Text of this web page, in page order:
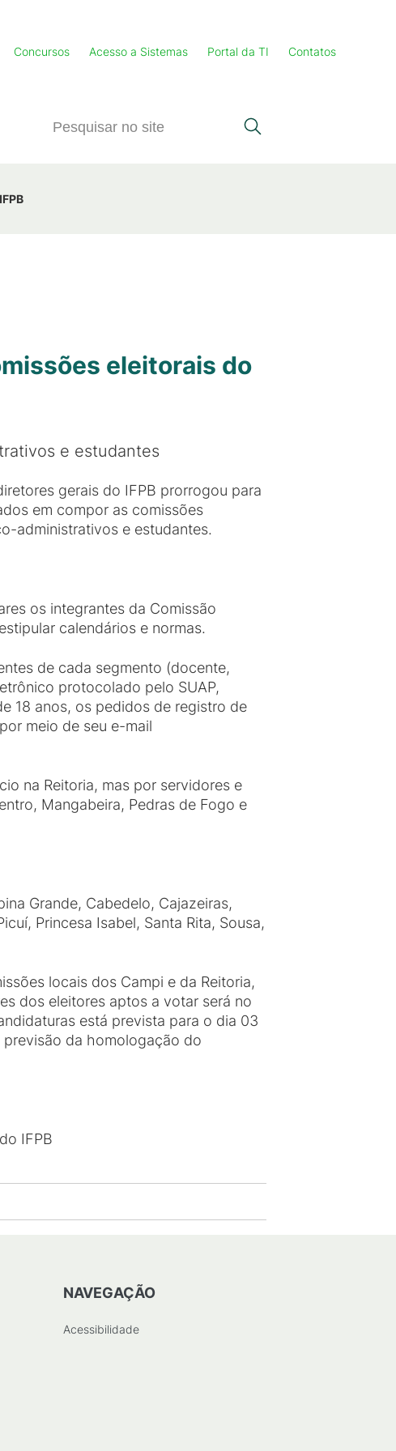
Concursos Acesso a Sistemas Portal da TI Contatos
eleitorais do
e estudantes
gerais do IFPB prorrogou para
em compor as comissões
administrativos e estudantes.
os integrantes da Comissão
calendários e normas.
de cada segmento (docente,
protocolado pelo SUAP,
18 anos, os pedidos de registro de
meio de seu e-mail
na Reitoria, mas por servidores e
Mangabeira, Pedras de Fogo e
Grande, Cabedelo, Cajazeiras,
Princesa Isabel, Santa Rita, Sousa,
locais dos Campi e da Reitoria,
dos eleitores aptos a votar será no
está prevista para o dia 03
da homologação do
IFPB
NAVEGAÇÃO
Acessibilidade